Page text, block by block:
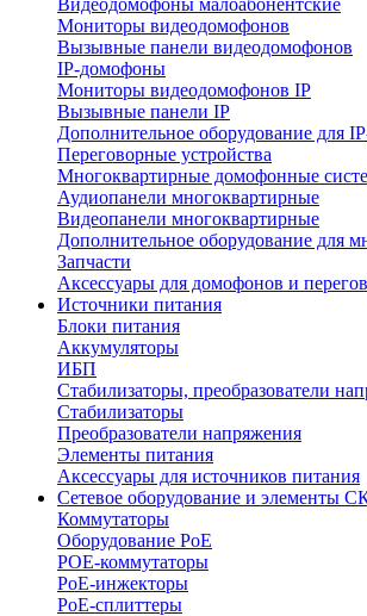
Видеодомофоны малоабонентские
Мониторы видеодомофонов
Вызывные панели видеодомофонов
IP-домофоны
Мониторы видеодомофонов IP
Вызывные панели IP
Дополнительное оборудование для
Переговорные устройства
Многоквартирные домофонные
Аудиопанели многоквартирные
Видеопанели многоквартирные
Дополнительное оборудование для
Запчасти
Аксессуары для домофонов и
Источники питания
Блоки питания
Аккумуляторы
ИБП
Стабилизаторы, преобразователи
Стабилизаторы
Преобразователи напряжения
Элементы питания
Аксессуары для источников питания
Сетевое оборудование и элементы
Коммутаторы
Оборудование PoE
POE-коммутаторы
PoE-инжекторы
PoE-сплиттеры